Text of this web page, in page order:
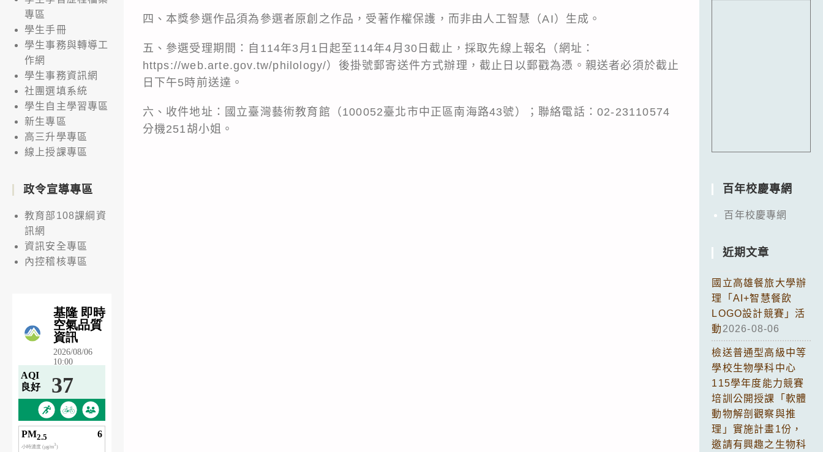
四、本獎參選作品須為參選者原創之作品，受著作權保護，而非由人工智慧（AI）生成。
五、參選受理期間：自114年3月1日起至114年4月30日截止，採取先線上報名（網址：
https://web.arte.gov.tw/philology/）後掛號郵寄送件方式辦理，截止日以郵戳為憑。親送者必須於截止
日下午5時前送達。
六、收件地址：國立臺灣藝術教育館（100052臺北市中正區南海路43號）；聯絡電話：02-23110574
分機251胡小姐。
專區
學生手冊
學生事務與轉導工
作網
學生事務資訊網
社團選填系統
學生自主學習專區
新生專區
高三升學專區
線上授課專區
政令宣導專區
教育部108課綱資
訊網
資訊安全專區
內控稽核專區
百年校慶專網
百年校慶專網
近期文章
國立高雄餐旅大學辦
理「AI+智慧餐飲
LOGO設計競賽」活
動 2026-08-06
檢送普通型高級中等
學校生物學科中心
115學年度能力競賽
培訓公開授課「軟體
動物解剖觀察與推
理」實施計畫1份，
邀請有興趣之生物科